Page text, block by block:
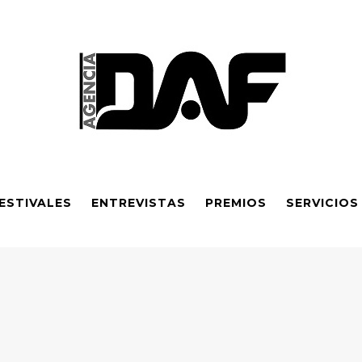
ENTREVISTAS PREMIOS SERVICIOS